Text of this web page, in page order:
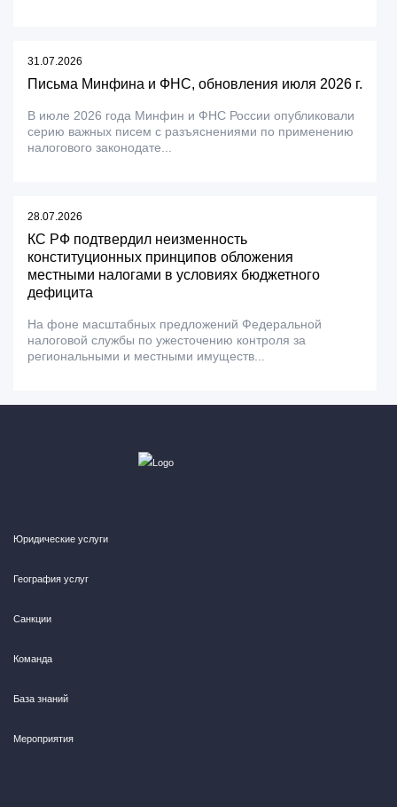
31.07.2026
Письма Минфина и ФНС, обновления июля 2026 г.
В июле 2026 года Минфин и ФНС России опубликовали
серию важных писем с разъяснениями по применению
налогового законодате...
28.07.2026
КС РФ подтвердил неизменность
конституционных принципов обложения
местными налогами в условиях бюджетного
дефицита
На фоне масштабных предложений Федеральной
налоговой службы по ужесточению контроля за
региональными и местными имуществ...
Юридические услуги
География услуг
Санкции
Команда
База знаний
Мероприятия